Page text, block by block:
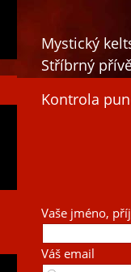
Mystický
Stříbrný
Kontrola
Vaše jméno,
Váš email